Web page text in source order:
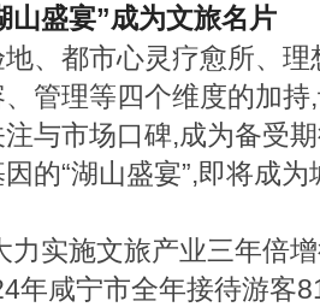
山盛宴”成为文旅名片
、都市心灵疗愈所、
管理等四个维度的加
与市场口碑,成为备受
的“湖山盛宴”,即将成
力实施文旅产业三年倍
年咸宁市全年接待游客